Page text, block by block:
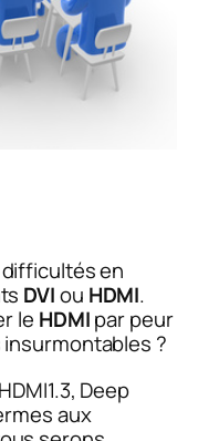
en
DVIou HDMI.
le HDMIpar peur
?
Deep
aux